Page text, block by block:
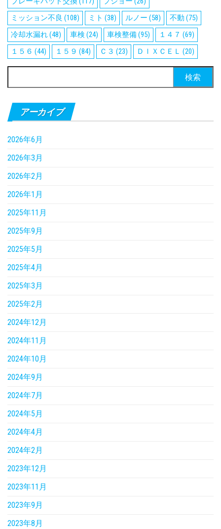
ミッション不良 (108) ミト (38) ルノー (58) 不動 (75)
冷却水漏れ(48) 車検 (24) 車検整備(95) １４７ (69)
１５６ (44) １５９ (84) Ｃ３ (23) ＤＩＸＣＥＬ (20)
索:
アーカイブ
2026年6月
2026年3月
2026年2月
2026年1月
2025年11月
2025年9月
2025年5月
2025年4月
2025年3月
2025年2月
2024年12月
2024年11月
2024年10月
2024年9月
2024年7月
2024年5月
2024年4月
2024年2月
2023年12月
2023年11月
2023年9月
2023年8月